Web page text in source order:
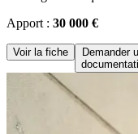
Apport : 30 000 €
Voir la fiche
Demander